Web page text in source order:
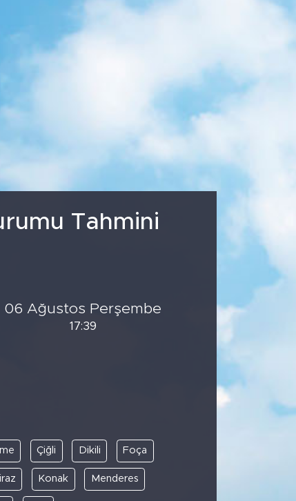
Tahmini
06 Ağustos Perşembe
17:39
Çiğli Dikili Foça
Konak Menderes